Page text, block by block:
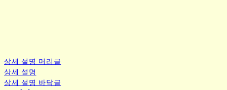
상세 설명 머리글
상세 설명
상세 설명 바닥글